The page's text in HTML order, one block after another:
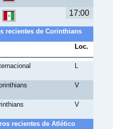
17:00
recientes de Corinthians
Loc.
L
V
V
recientes de Atlético